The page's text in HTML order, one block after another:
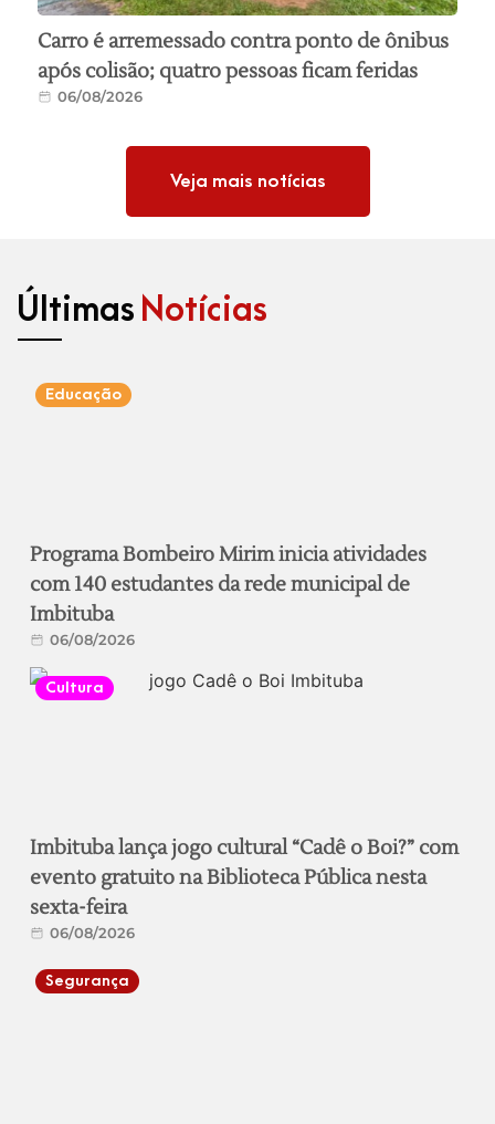
Carro é arremessado contra ponto de ônibus
após colisão; quatro pessoas ficam feridas
06/08/2026
Veja mais notícias
Últimas Notícias
Educação
Programa Bombeiro Mirim inicia atividades
com 140 estudantes da rede municipal de
Imbituba
06/08/2026
Cultura
Imbituba lança jogo cultural “Cadê o Boi?” com
evento gratuito na Biblioteca Pública nesta
sexta-feira
06/08/2026
Segurança